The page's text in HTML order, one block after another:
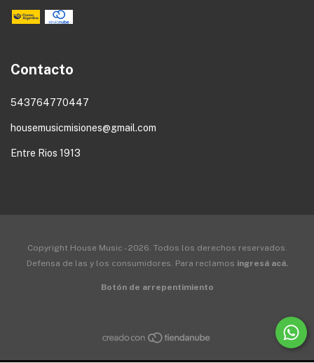
Contacto
543764770447
housemusicmisiones@gmail.com
Entre Rios 1913
Copyright House Music - 2026. Todos los derechos reservados.
Defensa de las y los consumidores. Para reclamos ingresá acá.
Botón de arrepentimiento